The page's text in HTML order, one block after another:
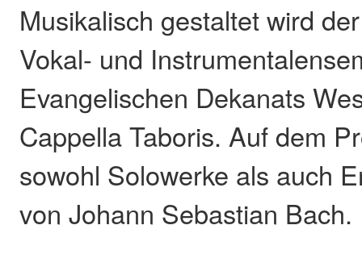
Musikalisch gestaltet wird
Vokal- und
Evangelischen Dekanats
Cappella Taboris. Auf dem
sowohl Solowerke als auch
von Johann Sebastian Bach.